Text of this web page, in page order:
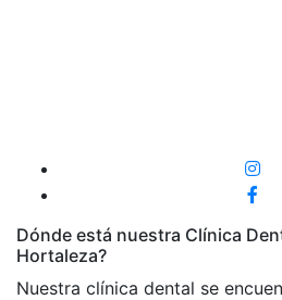
Dónde está nuestra Clínica
Hortaleza?
Nuestra clínica dental se